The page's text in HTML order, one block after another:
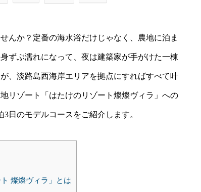
んか？定番の海水浴だけじゃなく、農地に泊ま
ずぶ濡れになって、夜は建築家が手がけた一棟
、淡路島西海岸エリアを拠点にすればすべて叶
リゾート「はたけのリゾート燦燦ヴィラ」への
日のモデルコースをご紹介します。
燦燦ヴィラ」とは